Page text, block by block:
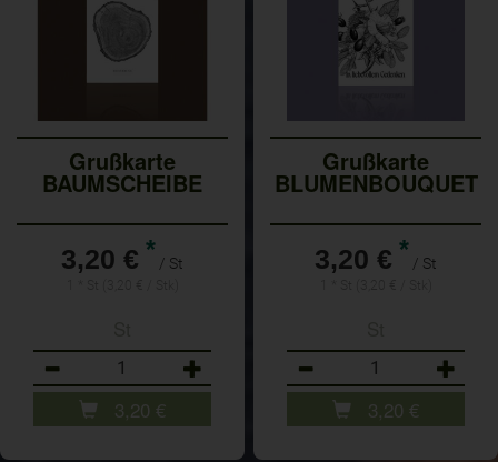
Grußkarte
BAUMSCHEIBE
3,20 € * / St
3,20 €
Grußkarte
BLUMENBOUQUET
3,20 € * / St
3,20 €